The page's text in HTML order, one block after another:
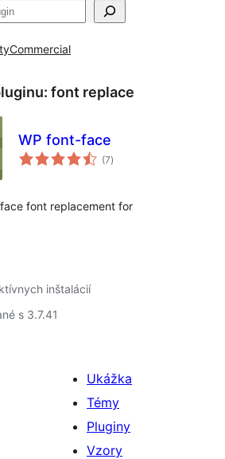
Commercial
font replace
WP font-face
(7celkové
hodnotenie
)
font replacement for
inštalácií
s 3.7.41
Ukážka
Témy
Pluginy
Vzory